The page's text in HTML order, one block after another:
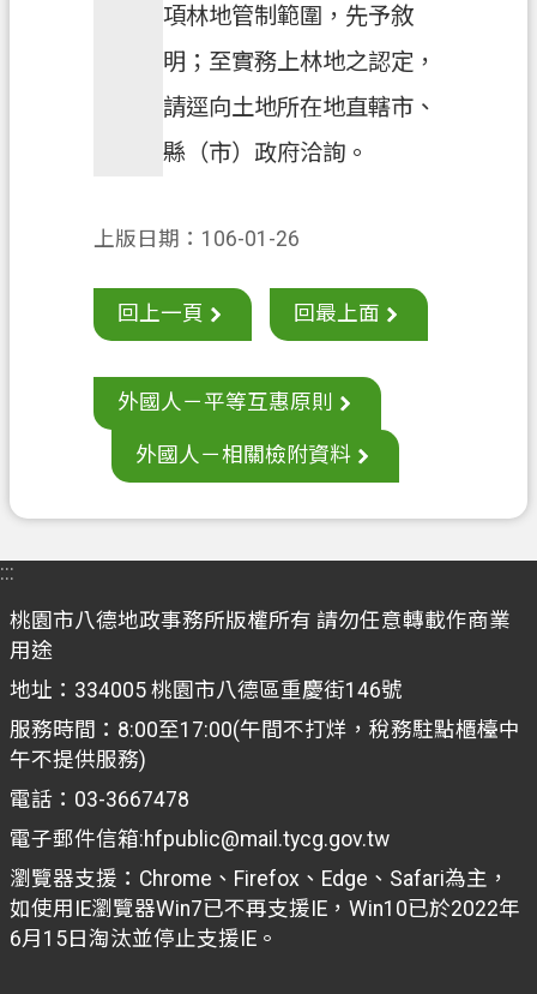
項林地管制範圍，先予敘
明；至實務上林地之認定，
請逕向土地所在地直轄市、
縣（市）政府洽詢。
上版日期：106-01-26
回上一頁 回最上面
外國人－平等互惠原則
外國人－相關檢附資料
:::
桃園市八德地政事務所版權所有 請勿任意轉載作商業
用途
地址：334005 桃園市八德區重慶街146號
服務時間：8:00至17:00(午間不打烊，稅務駐點櫃檯中
午不提供服務)
電話：03-3667478
電子郵件信箱:hfpublic@mail.tycg.gov.tw
瀏覽器支援：Chrome、Firefox、Edge、Safari為主，
如使用IE瀏覽器Win7已不再支援IE，Win10已於2022年
6月15日淘汰並停止支援IE。